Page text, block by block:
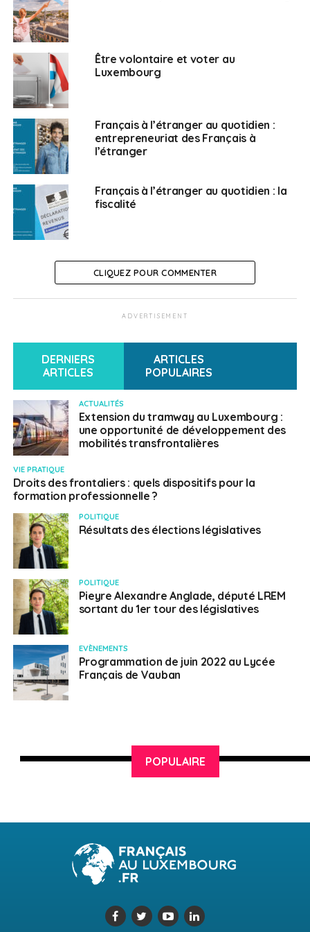
Source :Diversity Day 2021 Luxembourg, notre
groupe est signataire de la Charte, Plus forts au
centre.
SUJETS ASSOCIÉS:
LUXEMBOURG
Français au Luxembourg
Être volontaire et voter au
Luxembourg
Français à l’étranger au quotidien :
entrepreneuriat des Français à
l’étranger
Français à l’étranger au quotidien : la
fiscalité
CLIQUEZ POUR COMMENTER
ADVERTISEMENT
DERNIERS
ARTICLES
ARTICLES
POPULAIRES
ACTUALITÉS
Extension du tramway au Luxembourg :
une opportunité de développement des
mobilités transfrontalières
VIE PRATIQUE
Droits des frontaliers : quels dispositifs pour la
formation professionnelle ?
POLITIQUE
Résultats des élections législatives
POLITIQUE
Pieyre Alexandre Anglade, député LREM
sortant du 1er tour des législatives
EVÈNEMENTS
Programmation de juin 2022 au Lycée
Français de Vauban
POPULAIRE